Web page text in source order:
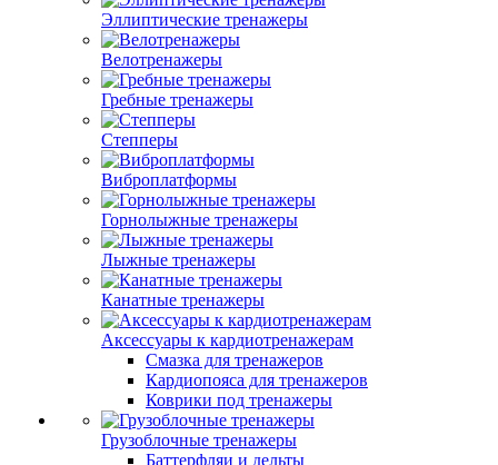
Эллиптические тренажеры
Велотренажеры
Гребные тренажеры
Степперы
Виброплатформы
Горнолыжные тренажеры
Лыжные тренажеры
Канатные тренажеры
Аксессуары к кардиотренажерам
Смазка для тренажеров
Кардиопояса для тренажеров
Коврики под тренажеры
Грузоблочные тренажеры
Баттерфляи и дельты